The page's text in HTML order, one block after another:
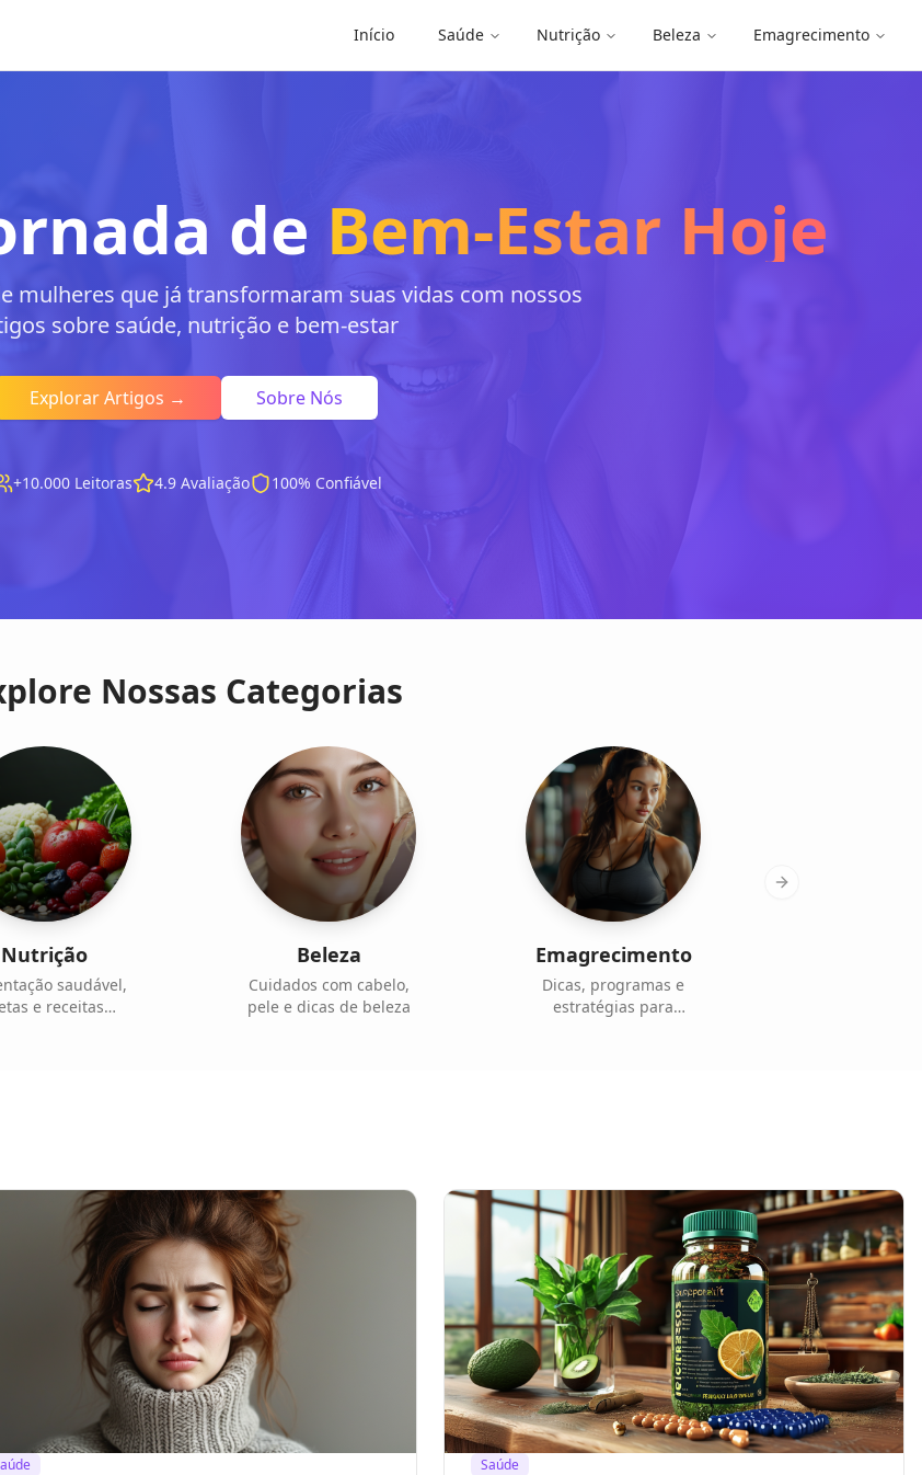
Início Saúde Nutrição Beleza Emagrecimento
de Bem-Estar Hoje
mulheres que já transformaram suas vidas com nossos
sobre saúde, nutrição e bem-estar
Explorar Artigos → Sobre Nós
+10.000 Leitoras 4.9 Avaliação 100% Confiável
Nossas Categorias
Nutrição
saudável,
e receitas
Beleza
Cuidados com cabelo,
pele e dicas de beleza
Emagrecimento
Dicas, programas e
estratégias para
Next slide
Saúde